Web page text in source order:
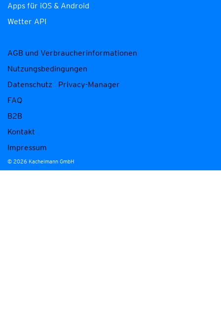
Apps für iOS & Android
Wetter API
AGB und Verbraucherinformationen
Nutzungsbedingungen
Datenschutz
Privacy-Manager
FAQ
B2B
Kontakt
Impressum
© 2026 Kachelmann GmbH